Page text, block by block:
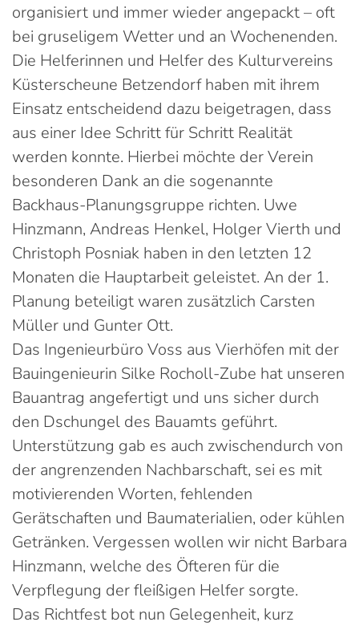
organisiert und immer wieder angepackt – oft
bei gruseligem Wetter und an Wochenenden.
Die Helferinnen und Helfer des Kulturvereins
Küsterscheune Betzendorf haben mit ihrem
Einsatz entscheidend dazu beigetragen, dass
aus einer Idee Schritt für Schritt Realität
werden konnte. Hierbei möchte der Verein
besonderen Dank an die sogenannte
Backhaus-Planungsgruppe richten. Uwe
Hinzmann, Andreas Henkel, Holger Vierth und
Christoph Posniak haben in den letzten 12
Monaten die Hauptarbeit geleistet. An der 1.
Planung beteiligt waren zusätzlich Carsten
Müller und Gunter Ott.
Das Ingenieurbüro Voss aus Vierhöfen mit der
Bauingenieurin Silke Rocholl-Zube hat unseren
Bauantrag angefertigt und uns sicher durch
den Dschungel des Bauamts geführt.
Unterstützung gab es auch zwischendurch von
der angrenzenden Nachbarschaft, sei es mit
motivierenden Worten, fehlenden
Gerätschaften und Baumaterialien, oder kühlen
Getränken. Vergessen wollen wir nicht Barbara
Hinzmann, welche des Öfteren für die
Verpflegung der fleißigen Helfer sorgte.
Das Richtfest bot nun Gelegenheit, kurz